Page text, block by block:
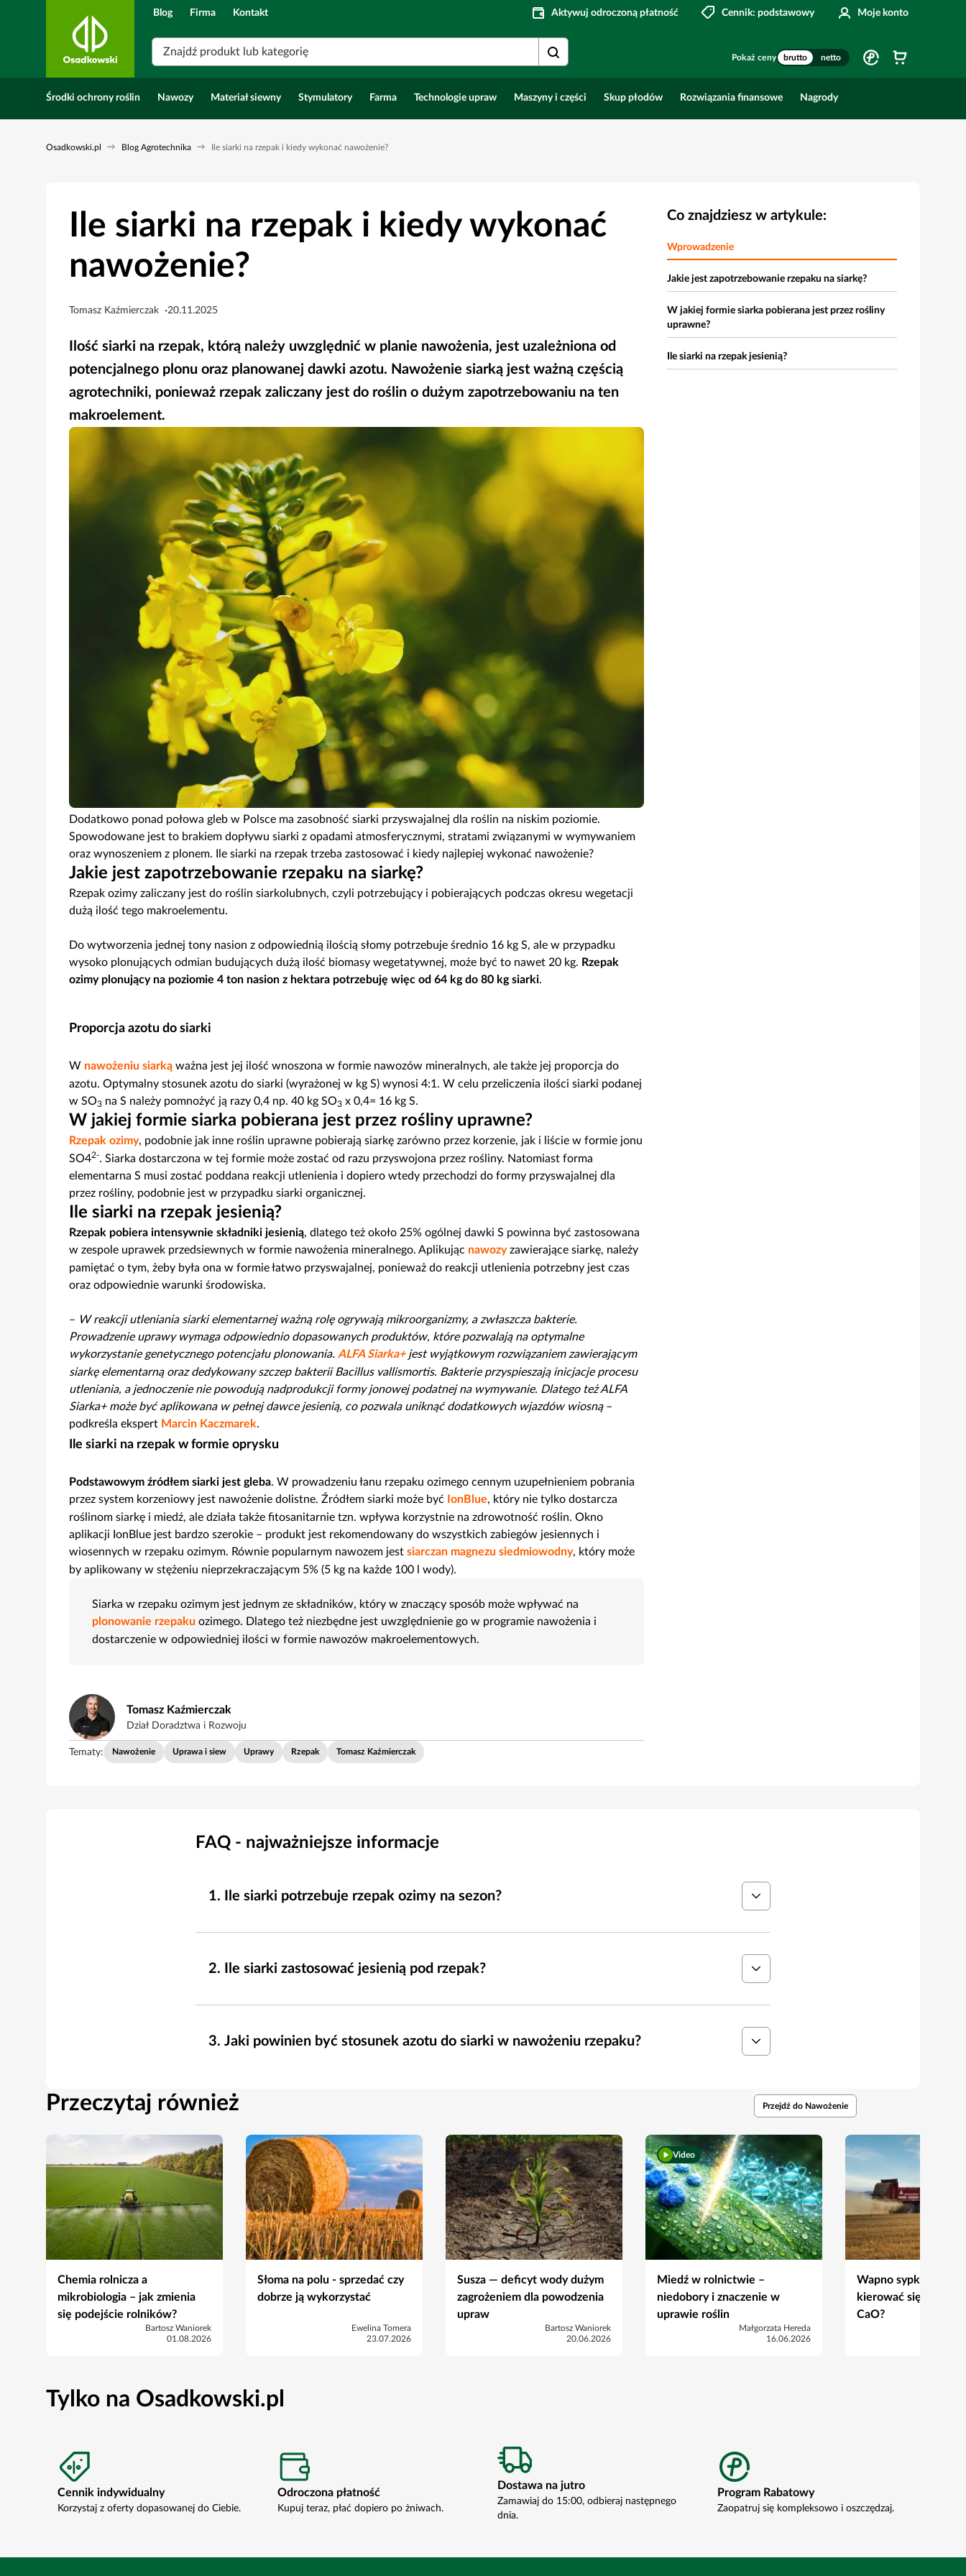
Blog Firma Kontakt Aktywuj odroczoną płatność Cennik: podstawowy Moje konto
Znajdź produkt lub kategorię Pokaż ceny brutto netto
Środki ochrony roślin Nawozy Materiał siewny Stymulatory Farma Technologie upraw Maszyny i części Skup płodów Rozwiązania finansowe Nagrody
Osadkowski.pl Blog Agrotechnika Ile siarki na rzepak i kiedy wykonać nawożenie?
Ile siarki na rzepak i kiedy wykonać
nawożenie?
Tomasz Kaźmierczak 20.11.2025
Co znajdziesz w artykule:
Wprowadzenie
Jakie jest zapotrzebowanie rzepaku na siarkę?
W jakiej formie siarka pobierana jest przez rośliny
uprawne?
Ile siarki na rzepak jesienią?
Ilość siarki na rzepak, którą należy uwzględnić w planie nawożenia, jest uzależniona od
potencjalnego plonu oraz planowanej dawki azotu. Nawożenie siarką jest ważną częścią
agrotechniki, ponieważ rzepak zaliczany jest do roślin o dużym zapotrzebowaniu na ten
makroelement.
Dodatkowo ponad połowa gleb w Polsce ma zasobność siarki przyswajalnej dla roślin na niskim poziomie.
Spowodowane jest to brakiem dopływu siarki z opadami atmosferycznymi, stratami związanymi w wymywaniem
oraz wynoszeniem z plonem. Ile siarki na rzepak trzeba zastosować i kiedy najlepiej wykonać nawożenie?
Jakie jest zapotrzebowanie rzepaku na siarkę?
Rzepak ozimy zaliczany jest do roślin siarkolubnych, czyli potrzebujący i pobierających podczas okresu wegetacji
dużą ilość tego makroelementu.
Do wytworzenia jednej tony nasion z odpowiednią ilością słomy potrzebuje średnio 16 kg S, ale w przypadku
wysoko plonujących odmian budujących dużą ilość biomasy wegetatywnej, może być to nawet 20 kg. Rzepak
ozimy plonujący na poziomie 4 ton nasion z hektara potrzebuję więc od 64 kg do 80 kg siarki.
Proporcja azotu do siarki
W nawożeniu siarką ważna jest jej ilość wnoszona w formie nawozów mineralnych, ale także jej proporcja do
azotu. Optymalny stosunek azotu do siarki (wyrażonej w kg S) wynosi 4:1. W celu przeliczenia ilości siarki podanej
w SO3 na S należy pomnożyć ją razy 0,4 np. 40 kg SO3 x 0,4= 16 kg S.
W jakiej formie siarka pobierana jest przez rośliny uprawne?
Rzepak ozimy, podobnie jak inne roślin uprawne pobierają siarkę zarówno przez korzenie, jak i liście w formie jonu
SO42-. Siarka dostarczona w tej formie może zostać od razu przyswojona przez rośliny. Natomiast forma
elementarna S musi zostać poddana reakcji utlenienia i dopiero wtedy przechodzi do formy przyswajalnej dla
przez rośliny, podobnie jest w przypadku siarki organicznej.
Ile siarki na rzepak jesienią?
Rzepak pobiera intensywnie składniki jesienią, dlatego też około 25% ogólnej dawki S powinna być zastosowana
w zespole uprawek przedsiewnych w formie nawożenia mineralnego. Aplikując nawozyzawierające siarkę, należy
pamiętać o tym, żeby była ona w formie łatwo przyswajalnej, ponieważ do reakcji utlenienia potrzebny jest czas
oraz odpowiednie warunki środowiska.
– W reakcji utleniania siarki elementarnej ważną rolę ogrywają mikroorganizmy, a zwłaszcza bakterie.
Prowadzenie uprawy wymaga odpowiednio dopasowanych produktów, które pozwalają na optymalne
wykorzystanie genetycznego potencjału plonowania. ALFA Siarka+jest wyjątkowym rozwiązaniem zawierającym
siarkę elementarną oraz dedykowany szczep bakterii Bacillus vallismortis. Bakterie przyspieszają inicjacje procesu
utleniania, a jednoczenie nie powodują nadprodukcji formy jonowej podatnej na wymywanie. Dlatego też ALFA
Siarka+ może być aplikowana w pełnej dawce jesienią, co pozwala uniknąć dodatkowych wjazdów wiosną–
podkreśla ekspert Marcin Kaczmarek.
Ile siarki na rzepak w formie oprysku
Podstawowym źródłem siarki jest gleba. W prowadzeniu łanu rzepaku ozimego cennym uzupełnieniem pobrania
przez system korzeniowy jest nawożenie dolistne. Źródłem siarki może być
IonBlue, który nie tylko dostarcza
roślinom siarkę i miedź, ale działa także fitosanitarnie tzn. wpływa korzystnie na zdrowotność roślin. Okno
aplikacji IonBlue jest bardzo szerokie – produkt jest rekomendowany do wszystkich zabiegów jesiennych i
wiosennych w rzepaku ozimym. Równie popularnym nawozem jest siarczan magnezu siedmiowodny, który może
by aplikowany w stężeniu nieprzekraczającym 5% (5 kg na każde 100 l wody).
Siarka w rzepaku ozimym jest jednym ze składników, który w znaczący sposób może wpływać na
plonowanie rzepaku ozimego. Dlatego też niezbędne jest uwzględnienie go w programie nawożenia i
dostarczenie w odpowiedniej ilości w formie nawozów makroelementowych.
Tomasz Kaźmierczak
Dział Doradztwa i Rozwoju
Tematy: Nawożenie Uprawa i siew Uprawy Rzepak Tomasz Kaźmierczak
FAQ - najważniejsze informacje
Ile siarki potrzebuje rzepak ozimy na sezon?
Ile siarki zastosować jesienią pod rzepak?
Jaki powinien być stosunek azotu do siarki w nawożeniu rzepaku?
Przeczytaj również Przejdź do Nawożenie
Chemia rolnicza a
mikrobiologia – jak zmienia
się podejście rolników?
Bartosz Waniorek
01.08.2026
Słoma na polu - sprzedać czy
dobrze ją wykorzystać
Ewelina Tomera
23.07.2026
Susza — deficyt wody dużym
zagrożeniem dla powodzenia
upraw
Bartosz Waniorek
20.06.2026
Video
Miedź w rolnictwie –
niedobory i znaczenie w
uprawie roślin
Małgorzata Hereda
16.06.2026
Wapno sypkie na
kierować się przy
CaO?
Tylko na Osadkowski.pl
Cennik indywidualny
Korzystaj z oferty dopasowanej do Ciebie.
Odroczona płatność
Kupuj teraz, płać dopiero po żniwach.
Dostawa na jutro
Zamawiaj do 15:00, odbieraj następnego
dnia.
Program Rabatowy
Zaopatruj się kompleksowo i oszczędzaj.